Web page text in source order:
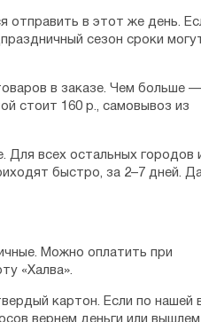
отправить в этот же день.
сезон сроки
в заказе. Чем больше
стоит 160 р., самовывоз из
Для всех остальных городов
быстро, за 2–7 дней.
Можно оплатить при
«Халва».
картон. Если по нашей
вернем деньги или вышлем